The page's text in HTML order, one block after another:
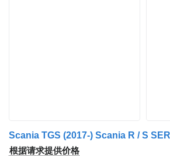
根据请求提供价格